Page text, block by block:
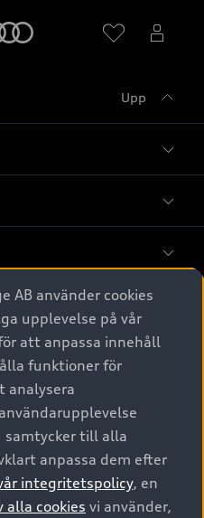
Upp
som nya
Reserved.
AB använder cookies
upplevelse på vår
att anpassa innehåll
funktioner för
analysera
samtycker till alla
anpassa dem efter
integritetspolicy, en
alla cookies vi använder,